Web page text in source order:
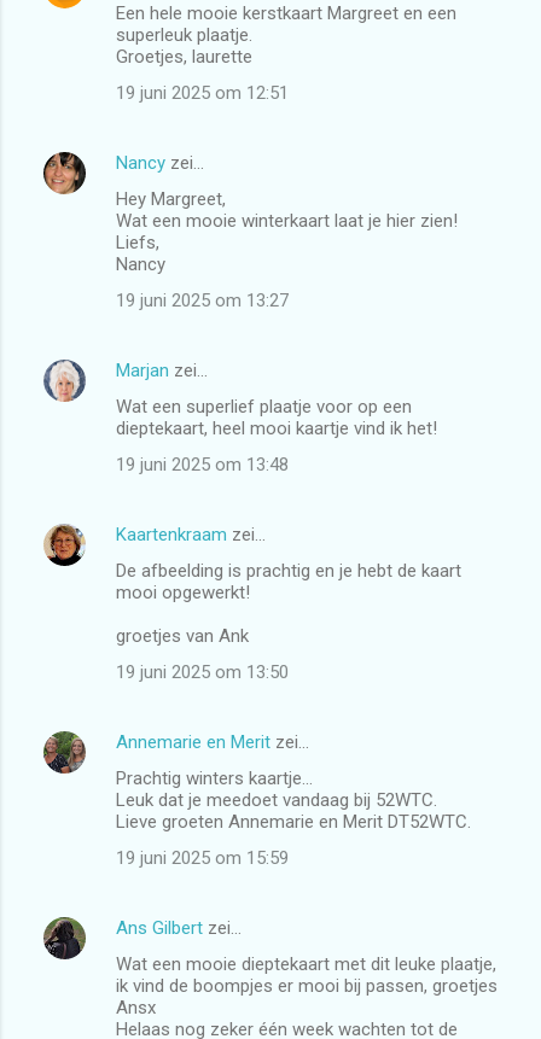
Een hele mooie kerstkaart Margreet en een
superleuk plaatje.
Groetjes, laurette
19 juni 2025 om 12:51
Nancy zei…
Hey Margreet,
Wat een mooie winterkaart laat je hier zien!
Liefs,
Nancy
19 juni 2025 om 13:27
Marjan zei…
Wat een superlief plaatje voor op een
dieptekaart, heel mooi kaartje vind ik het!
19 juni 2025 om 13:48
Kaartenkraam zei…
De afbeelding is prachtig en je hebt de kaart
mooi opgewerkt!
groetjes van Ank
19 juni 2025 om 13:50
Annemarie en Merit zei…
Prachtig winters kaartje...
Leuk dat je meedoet vandaag bij 52WTC.
Lieve groeten Annemarie en Merit DT52WTC.
19 juni 2025 om 15:59
Ans Gilbert zei…
Wat een mooie dieptekaart met dit leuke plaatje,
ik vind de boompjes er mooi bij passen, groetjes
Ansx
Helaas nog zeker één week wachten tot de